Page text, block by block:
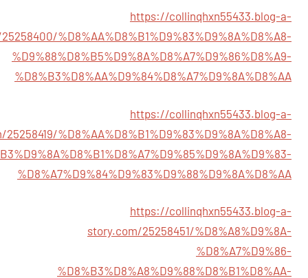
https://collinqhxn55433.blog-a-
%D8%AA%D8%B1%D9%83%D9%8A%D8%A8-
%D9%88%D8%B5%D9%8A%D8%A7%D9%86%D8%A9-
%D8%B3%D8%AA%D9%84%D8%A7%D9%8A%D8%AA
https://collinqhxn55433.blog-a-
%D8%AA%D8%B1%D9%83%D9%8A%D8%A8-
%D8%A7%D9%84%D9%83%D9%88%D9%8A%D8%AA
https://collinqhxn55433.blog-a-
story.com/25258451/%D8%A8%D9%8A-
%D8%A7%D9%86-
%D8%B3%D8%A8%D9%88%D8%B1%D8%AA-